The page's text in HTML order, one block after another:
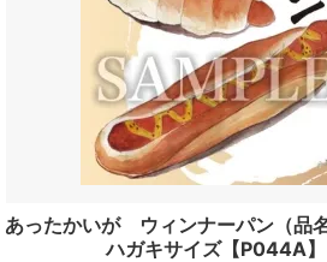
あったかいが ウィンナーパン（品
ハガキサイズ【P044A】